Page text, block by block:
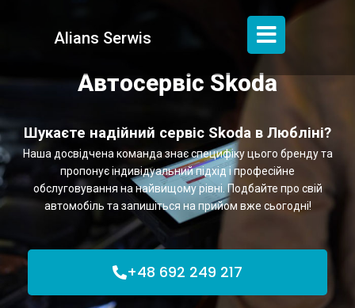
Alians Serwis
Автосервіс Skoda
Шукаєте надійний сервіс Skoda в Любліні?
Наша досвідчена команда знає специфіку цього бренду та
пропонує індивідуальний підхід і професійне
обслуговування на найвищому рівні. Подбайте про свій
автомобіль та запишіться на прийом вже сьогодні!
+48 692 249 217